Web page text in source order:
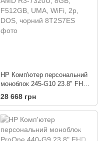
HP Комп'ютер персональний
моноблок 245-G10 23.8" FHD
IPS AG, AMD R3-7320U, 8GB,
F512GB, UMA, WiFi, 2р, DOS,
чорний
28 668 грн